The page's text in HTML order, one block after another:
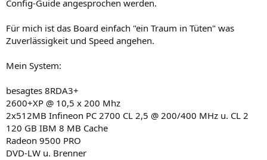
Config-Guide angesprochen werden.
Für mich ist das Board einfach "ein Traum in Tüten" was
Zuverlässigkeit und Speed angehen.
Mein System:
besagtes 8RDA3+
2600+XP @ 10,5 x 200 Mhz
2x512MB Infineon PC 2700 CL 2,5 @ 200/400 MHz u. CL 2
120 GB IBM 8 MB Cache
Radeon 9500 PRO
DVD-LW u. Brenner